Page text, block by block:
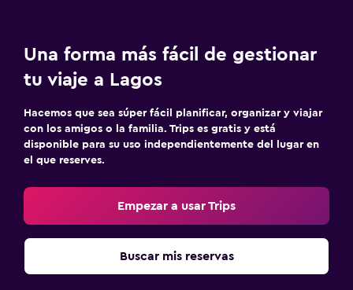
Una forma más fácil de gestionar
tu viaje a Lagos
Hacemos que sea súper fácil planificar, organizar y viajar
con los amigos o la familia. Trips es gratis y está
disponible para su uso independientemente del lugar en
el que reserves.
Empezar a usar Trips
Buscar mis reservas